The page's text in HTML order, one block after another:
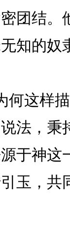
团结。
知的奴
何这样
法，秉
于神这
玉，共